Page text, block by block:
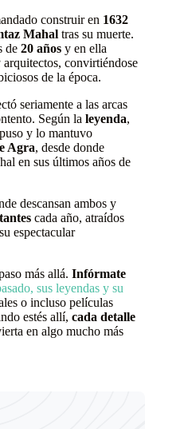
construir en 1632
Mahal tras su muerte.
de 20 años y en ella
convirtiéndose
de la época.
seriamente a las arcas
Según la leyenda,
y lo mantuvo
Agra, desde donde
en sus últimos años de
descansan ambos y
cada año, atraídos
espectacular
más allá. Infórmate
sus leyendas y su
o incluso películas
estés allí, cada detalle
en algo mucho más